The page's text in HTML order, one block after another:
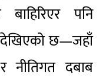
बाहिरिएर पनि
छ—जहाँ
नीतिगत दबाब